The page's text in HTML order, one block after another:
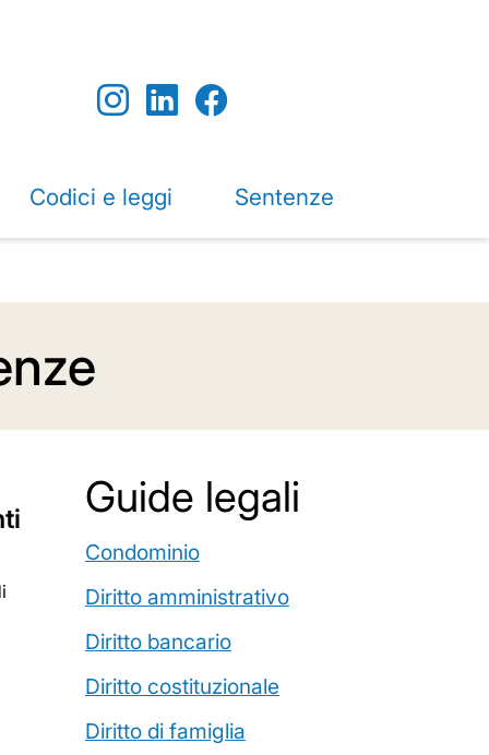
Codici e leggi Sentenze
Guide legali
Condominio
Diritto amministrativo
Diritto bancario
Diritto costituzionale
Diritto di famiglia